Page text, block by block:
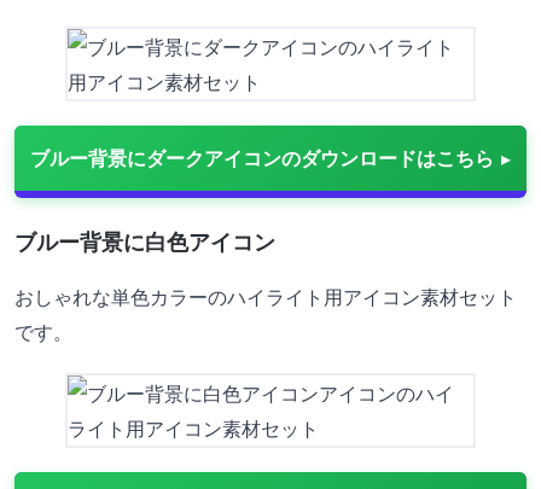
ブルー背景にダークアイコンのダウンロードはこちら
ブルー背景に白色アイコン
おしゃれな単色カラーのハイライト用アイコン素材セット
です。